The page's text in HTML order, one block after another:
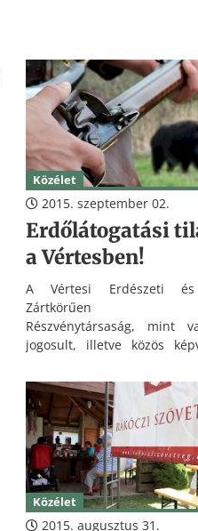
Közélet
2015. szeptember 02.
Erdőlátogatási
a Vértesben!
A Vértesi Erdészeti
Zártkörűen
Részvénytársaság, mint
jogosult, illetve közös
vadászterületeken a
elkerülése, valamint a vad-
ütközések megelőzése
korlátozza az
látogatását.
Közélet
2015. augusztus 31.